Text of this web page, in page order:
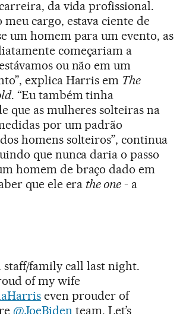
da vida profissional.
meu cargo, estava ciente de
um homem para um evento, as
começariam a
ou não em um
explica Harris em The
. “Eu também tinha
que as mulheres solteiras na
por um padrão
homens solteiros”, continua
que nunca daria o passo
homem de braço dado em
que ele era the one - a
family call last night.
of ⁦my wife
⁩ even prouder of
@JoeBiden ⁩ team. Let’s